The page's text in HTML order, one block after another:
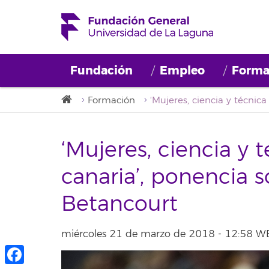
Fundación Empleo
Formación
‘Mujeres, ciencia y
canaria’, ponencia
Betancourt
miércoles 21 de marzo de 2018 - 12:58